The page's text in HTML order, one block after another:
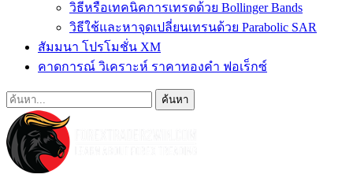
วิธีหรือเทคนิคการเทรดด้วย Bollinger Bands
วิธีใช้และหาจุดเปลี่ยนเทรนด้วย Parabolic SAR
สัมมนา โปรโมชั่น XM
คาดการณ์ วิเคราะห์ ราคาทองคำ ฟอเร็กซ์